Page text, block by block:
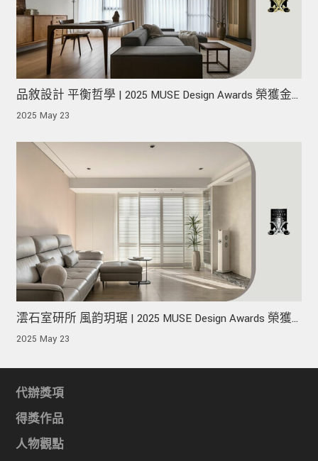
品敘設計 平衡哲學 | 2025 MUSE Design Awards 榮獲金
獎！
2025 May 23
澐石室研所 風韵玥琚 | 2025 MUSE Design Awards 榮獲
銀獎！
2025 May 23
代辦獎項
得獎作品
人物觀點